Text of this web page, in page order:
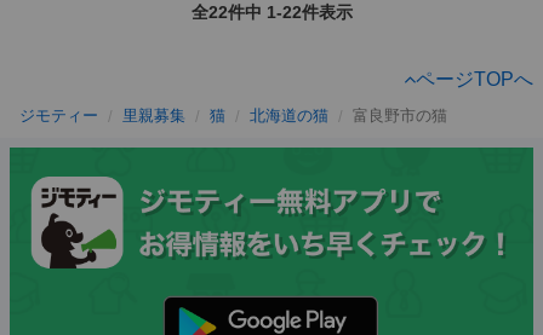
全22件中 1-22件表示
ページTOPへ
ジモティー 里親募集 猫 北海道の猫 富良野市の猫